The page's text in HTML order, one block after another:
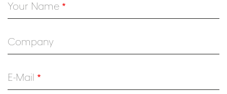
Your Name
Company
E-Mail